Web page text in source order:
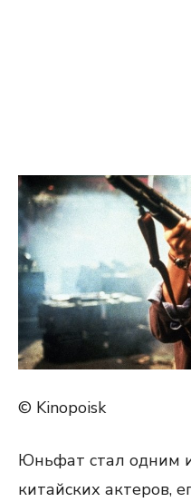
© Kinopoisk
Юньфат стал одним
китайских актеров,